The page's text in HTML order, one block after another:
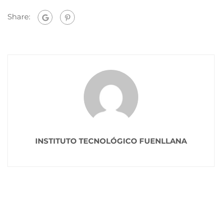
Share:
INSTITUTO TECNOLÓGICO FUENLLANA